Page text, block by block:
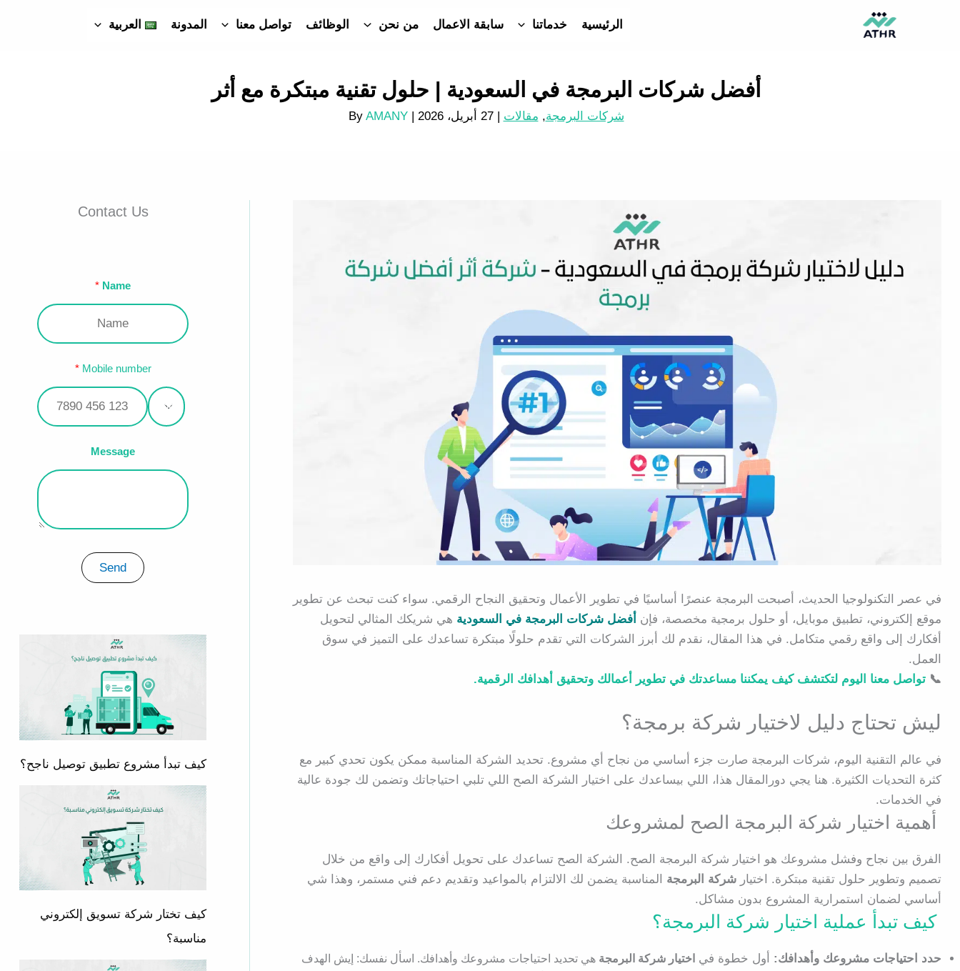
الرئيسية خدماتنا سابقة الاعمال من نحن الوظائف تواصل معنا المدونة العربية
أفضل شركات البرمجة في السعودية | حلول تقنية مبتكرة مع أثر
شركات البرمجة, مقالات |27 أبريل، 2026 | By
AMANY
في عصر التكنولوجيا الحديث، أصبحت البرمجة عنصرًا أساسيًا في تطوير الأعمال وتحقيق النجاح الرقمي. سواء كنت تبحث عن تطوير
موقع إلكتروني، تطبيق موبايل، أو حلول برمجية مخصصة، فإن أفضل شركات البرمجة في السعودية هي شريكك المثالي لتحويل
أفكارك إلى واقع رقمي متكامل. في هذا المقال، نقدم لك أبرز الشركات التي تقدم حلولًا مبتكرة تساعدك على التميز في سوق
العمل.
📞 تواصل معنا اليوم لتكتشف كيف يمكننا مساعدتك في تطوير أعمالك وتحقيق أهدافك الرقمية.
ليش تحتاج دليل لاختيار شركة برمجة؟
في عالم التقنية اليوم، شركات البرمجة صارت جزء أساسي من نجاح أي مشروع. تحديد الشركة المناسبة ممكن يكون تحدي كبير مع
كثرة التحديات الكثيرة. هنا يجي دورالمقال هذا، اللي بيساعدك على اختيار الشركة الصح اللي تلبي احتياجاتك وتضمن لك جودة عالية
في الخدمات.
أهمية اختيار شركة البرمجة الصح لمشروعك
الفرق بين نجاح وفشل مشروعك هو اختيار شركة البرمجة الصح. الشركة الصح تساعدك على تحويل أفكارك إلى واقع من خلال
تصميم وتطوير حلول تقنية مبتكرة. اختيار شركة البرمجة المناسبة يضمن لك الالتزام بالمواعيد وتقديم دعم فني مستمر، وهذا شي
أساسي لضمان استمرارية المشروع بدون مشاكل.
كيف تبدأ عملية اختيار شركة البرمجة؟
حدد احتياجات مشروعك وأهدافك: أول خطوة في اختيار شركة البرمجة هي تحديد احتياجات مشروعك وأهدافك. اسأل نفسك: إيش الهدف
Contact Us
Name
Mobile number
Message
Send
كيف تبدأ مشروع تطبيق توصيل ناجح؟
كيف تختار شركة تسويق إلكتروني
مناسبة؟